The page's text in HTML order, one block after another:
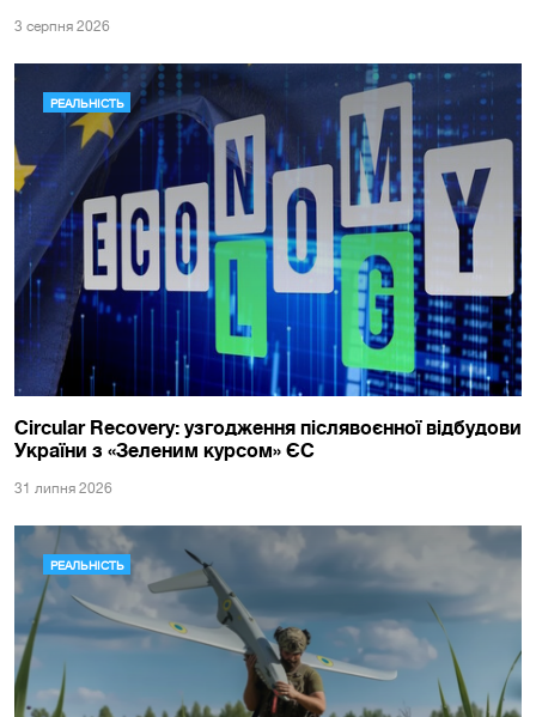
3 серпня 2026
РЕАЛЬНІСТЬ
Circular Recovery: узгодження післявоєнної відбудови
України з «Зеленим курсом» ЄС
31 липня 2026
РЕАЛЬНІСТЬ